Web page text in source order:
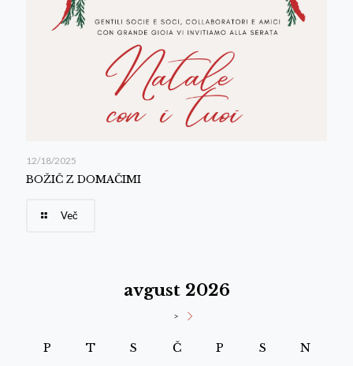
12/18/2025
BOŽIČ Z DOMAČIMI
Več
avgust 2026
>
P T S Č P S N